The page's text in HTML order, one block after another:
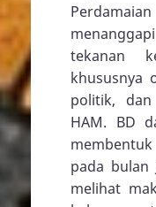
tekanan
khususnya
politik,
HAM. BD
pada bulan
melihat